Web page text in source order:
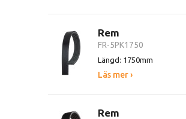
Rem
FR-5PK1750
Längd: 1750mm
Läs mer ›
Rem